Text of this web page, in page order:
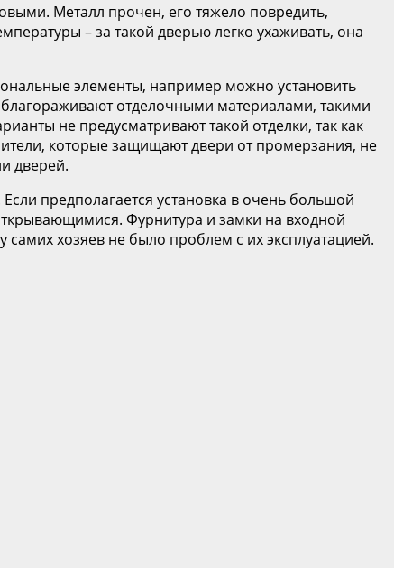
Металл прочен, его тяжело повредить,
– за такой дверью легко ухаживать, она
элементы, например можно установить
отделочными материалами, такими
не предусматривают такой отделки, так как
которые защищают двери от промерзания, не
дверей.
предполагается установка в очень большой
Фурнитура и замки на входной
хозяев не было проблем с их эксплуатацией.